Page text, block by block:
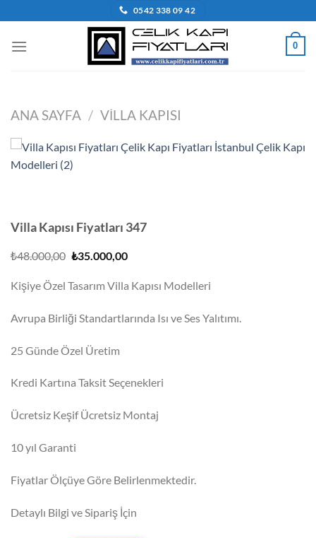
atla
0542 338 09 42
0
ANA SAYFA / VILLA KAPISI
Villa Kapısı Fiyatları 347
₺48.000,00 Orijinal
₺35.000,00Şu
₺35.000,00.
Kişiye Özel Tasarım Villa Kapısı Modelleri
Avrupa Birliği Standartlarında Isı ve Ses Yalıtımı.
25 Günde Özel Üretim
Kredi Kartına Taksit Seçenekleri
Ücretsiz Keşif Ücretsiz Montaj
10 yıl Garanti
Fiyatlar Ölçüye Göre Belirlenmektedir.
Detaylı Bilgi ve Sipariş İçin